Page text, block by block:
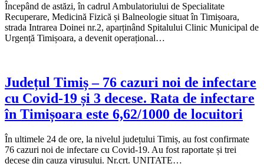
Începând de astăzi, în cadrul Ambulatoriului de Specialitate
Recuperare, Medicină Fizică și Balneologie situat în Timișoara,
strada Intrarea Doinei nr.2, aparținând Spitalului Clinic Municipal de
Urgență Timișoara, a devenit operațional…
Județul Timiș – 76 cazuri noi de infectare
cu Covid-19 și 3 decese. Rata de infectare
în Timișoara este 6,62/1000 de locuitori
În ultimele 24 de ore, la nivelul județului Timiș, au fost confirmate
76 cazuri noi de infectare cu Covid-19. Au fost raportate și trei
decese din cauza virusului. Nr.crt. UNITATE…